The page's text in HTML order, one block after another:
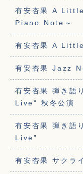
有安杏果 A
Piano Note～
有安杏果 A
有安杏果 Jazz
有安杏果 弾き
Live" 秋冬公演
有安杏果 弾き
Live"
有安杏果 サク